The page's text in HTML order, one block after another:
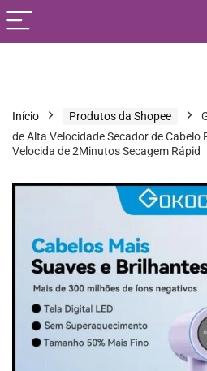
Início Produtos da Shopee
de Alta Velocidade Secador de
Velocida de 2Minutos Secagem Rápid